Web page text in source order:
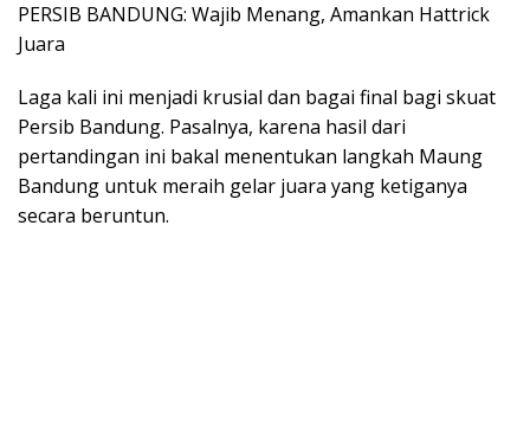
PERSIB BANDUNG: Wajib Menang, Amankan Hattrick
Juara
Laga kali ini menjadi krusial dan bagai final bagi skuat
Persib Bandung. Pasalnya, karena hasil dari
pertandingan ini bakal menentukan langkah Maung
Bandung untuk meraih gelar juara yang ketiganya
secara beruntun.